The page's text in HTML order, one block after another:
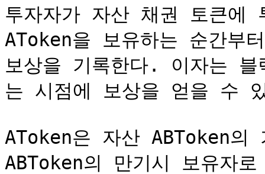
투자자가 자산 채권 토큰에
AToken을 보유하는 순간부
보상을 기록한다. 이자는
는 시점에 보상을 얻을 수
AToken은 자산 ABToken
ABToken의 만기시 보유자